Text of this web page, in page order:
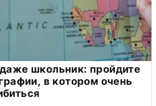
школьник: пройдите
в котором очень